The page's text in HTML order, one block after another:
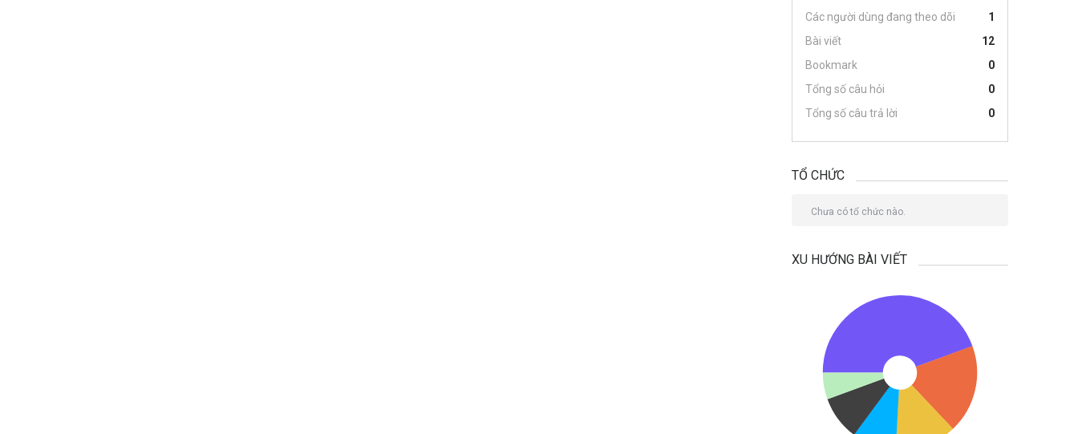
Các người dùng đang theo dõi
1
Bài viết
12
Bookmark
0
Tổng số câu hỏi
0
Tổng số câu trả lời
0
TỔ CHỨC
Chưa có tổ chức nào.
XU HƯỚNG BÀI VIẾT